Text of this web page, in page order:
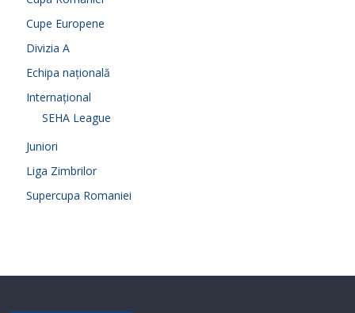
Cupe Europene
Divizia A
Echipa națională
Internațional
SEHA League
Juniori
Liga Zimbrilor
Supercupa Romaniei